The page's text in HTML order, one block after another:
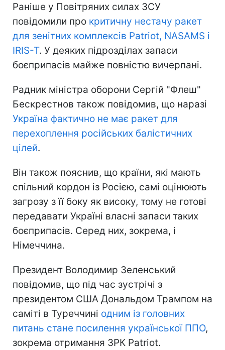
Раніше у Повітряних силах ЗСУ
повідомили про критичну нестачу ракет
для зенітних комплексів Patriot, NASAMS і
IRIS-T. У деяких підрозділах запаси
боєприпасів майже повністю вичерпані.
Радник міністра оборони Сергій "Флеш"
Бескрестнов також повідомив, що наразі
Україна фактично не має ракет для
перехоплення російських балістичних
цілей.
Він також пояснив, що країни, які мають
спільний кордон із Росією, самі оцінюють
загрозу з її боку як високу, тому не готові
передавати Україні власні запаси таких
боєприпасів. Серед них, зокрема, і
Німеччина.
Президент Володимир Зеленський
повідомив, що під час зустрічі з
президентом США Дональдом Трампом на
саміті в Туреччині одним із головних
питань стане посилення української ППО,
зокрема отримання ЗРК Patriot.